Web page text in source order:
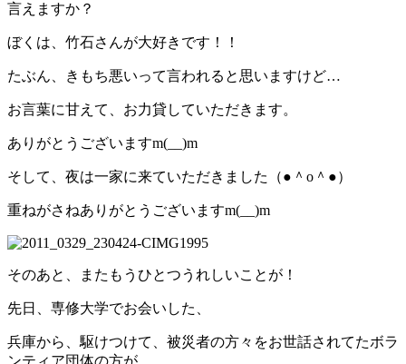
言えますか？
ぼくは、竹石さんが大好きです！！
たぶん、きもち悪いって言われると思いますけど…
お言葉に甘えて、お力貸していただきます。
ありがとうございますm(__)m
そして、夜は一家に来ていただきました（●＾o＾●）
重ねがさねありがとうございますm(__)m
そのあと、またもうひとつうれしいことが！
先日、専修大学でお会いした、
兵庫から、駆けつけて、被災者の方々をお世話されてたボラ